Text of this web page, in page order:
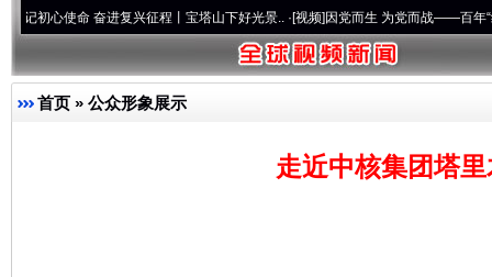
奋进复兴征程丨宝塔山下好光景..·[视频]因党而生 为党而战——百年“纪”事⑧加强
首页 » 公众形象展示
走近中核集团塔